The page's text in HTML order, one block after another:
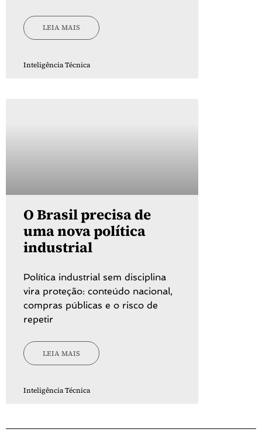
LEIA MAIS
Inteligência Técnica
O Brasil precisa de
uma nova política
industrial
Política industrial sem disciplina
vira proteção: conteúdo nacional,
compras públicas e o risco de
repetir
LEIA MAIS
Inteligência Técnica